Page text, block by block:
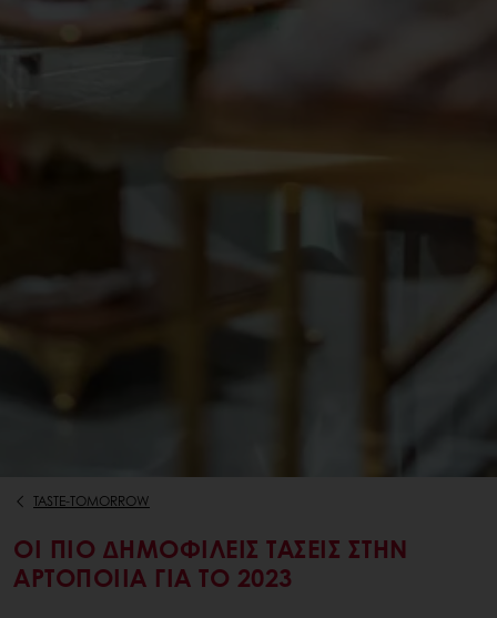
TASTE-TOMORROW
ΟΙ ΠΙΟ ΔΗΜΟΦΙΛΕΊΣ ΤΆΣΕΙΣ ΣΤΗΝ
ΑΡΤΟΠΟΙΊΑ ΓΙΑ ΤΟ 2023